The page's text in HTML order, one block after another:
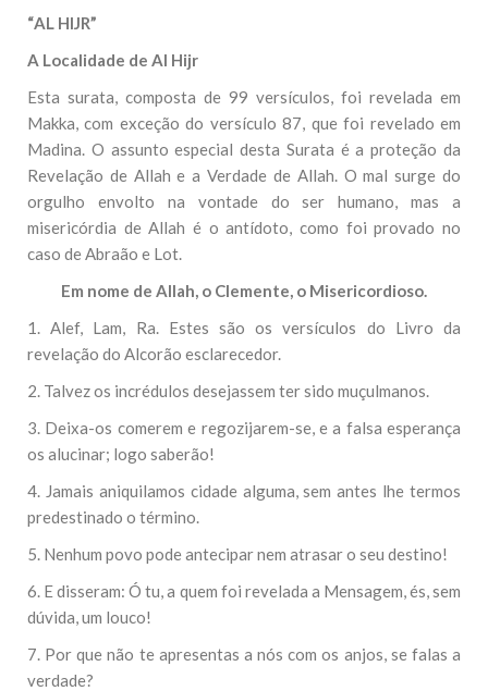
“AL HIJR”
A Localidade de Al Hijr
Esta surata, composta de 99 versículos, foi revelada em
Makka, com exceção do versículo 87, que foi revelado em
Madina. O assunto especial desta Surata é a proteção da
Revelação de Allah e a Verdade de Allah. O mal surge do
orgulho envolto na vontade do ser humano, mas a
misericórdia de Allah é o antídoto, como foi provado no
caso de Abraão e Lot.
Em nome de Allah, o Clemente, o Misericordioso.
1. Alef, Lam, Ra. Estes são os versículos do Livro da
revelação do Alcorão esclarecedor.
2. Talvez os incrédulos desejassem ter sido muçulmanos.
3. Deixa-os comerem e regozijarem-se, e a falsa esperança
os alucinar; logo saberão!
4. Jamais aniquilamos cidade alguma, sem antes lhe termos
predestinado o término.
5. Nenhum povo pode antecipar nem atrasar o seu destino!
6. E disseram: Ó tu, a quem foi revelada a Mensagem, és, sem
dúvida, um louco!
7. Por que não te apresentas a nós com os anjos, se falas a
verdade?